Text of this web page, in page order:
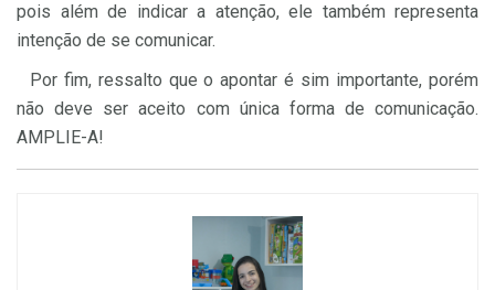
pois além de indicar a atenção, ele também representa
intenção de se comunicar.
Por fim, ressalto que o apontar é sim importante, porém
não deve ser aceito com única forma de comunicação.
AMPLIE-A!